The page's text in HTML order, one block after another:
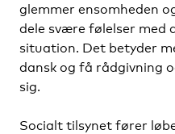
glemmer ensomheden
dele svære følelser med
situation. Det betyder
dansk og få rådgivning
sig.
Socialt tilsynet fører